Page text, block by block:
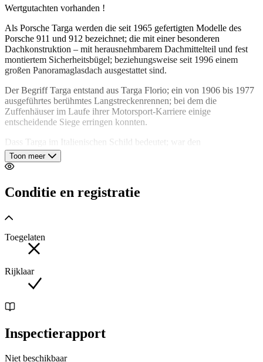
Wertgutachten vorhanden !
Als Porsche Targa werden die seit 1965 gefertigten Modelle des
Porsche 911 und 912 bezeichnet; die mit einer besonderen
Dachkonstruktion – mit herausnehmbarem Dachmittelteil und fest
montiertem Sicherheitsbügel; beziehungsweise seit 1996 einem
großen Panoramaglasdach ausgestattet sind.
Der Begriff Targa entstand aus Targa Florio; ein von 1906 bis 1977
ausgeführtes berühmtes Langstreckenrennen; bei dem die
Zuffenhäuser im Laufe ihrer Motorsport-Karriere einige
entscheidende Siege erringen konnten.
Dass Targa im Italienischen Schild bedeutet; war den
Verantwortlichen zum Zeitpunkt der Benennung nicht bekannt.
Die Bezeichnung Targa ist ein von der Dr. Ing. h. c. F. Porsche AG
Der erste Porsche mit Targadach wurde im September 1965 auf der
IAA als Porsche 911 Targa präsentiert.
Toon meer
Conditie en registratie
Toegelaten
Rijklaar
Inspectierapport
Niet beschikbaar